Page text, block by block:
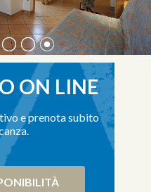
ON LINE
e prenota subito